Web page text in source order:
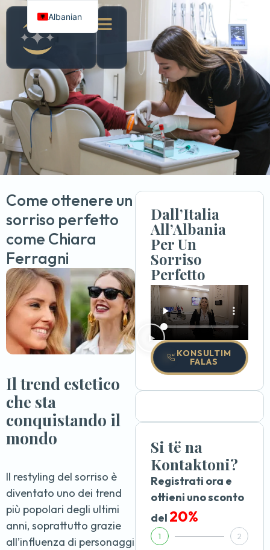
Come ottenere un
sorriso perfetto
come Chiara
Ferragni
Il trend estetico
che sta
conquistando il
mondo
Il restyling del sorriso è
diventato uno dei trend
più popolari degli ultimi
anni, soprattutto grazie
all’influenza di personaggi
Dall’Italia
All’Albania
Per Un
Sorriso
Perfetto
KONSULTIM
FALAS
Si të na
Kontaktoni?
Registrati ora e
ottieni uno sconto
del 20%
1 2
Albanian
Italian